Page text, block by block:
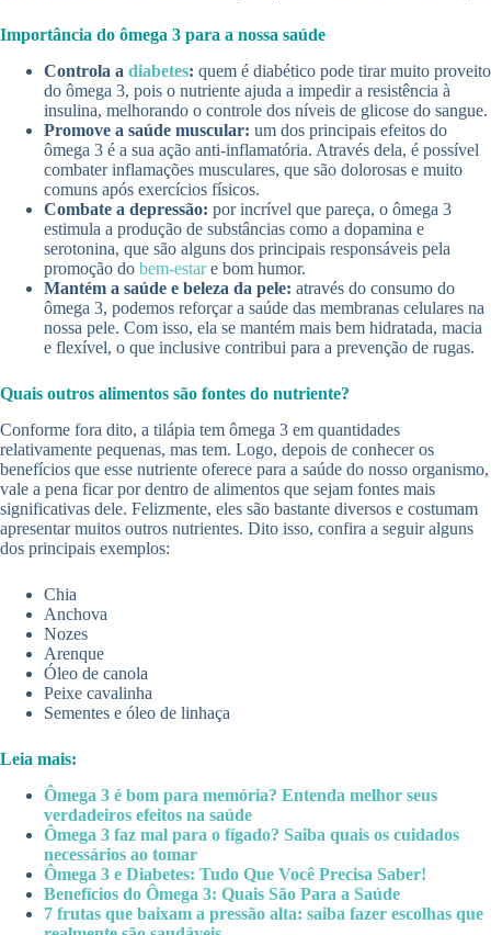
Importância do ômega 3 para a nossa saúde
Controla a diabetes: quem é diabético pode tirar muito proveito
do ômega 3, pois o nutriente ajuda a impedir a resistência à
insulina, melhorando o controle dos níveis de glicose do sangue.
Promove a saúde muscular: um dos principais efeitos do
ômega 3 é a sua ação anti-inflamatória. Através dela, é possível
combater inflamações musculares, que são dolorosas e muito
comuns após exercícios físicos.
Combate a depressão: por incrível que pareça, o ômega 3
estimula a produção de substâncias como a dopamina e
serotonina, que são alguns dos principais responsáveis pela
promoção do bem-estare bom humor.
Mantém a saúde e beleza da pele: através do consumo do
ômega 3, podemos reforçar a saúde das membranas celulares na
nossa pele. Com isso, ela se mantém mais bem hidratada, macia
e flexível, o que inclusive contribui para a prevenção de rugas.
Quais outros alimentos são fontes do nutriente?
Conforme fora dito, a tilápia tem ômega 3 em quantidades
relativamente pequenas, mas tem. Logo, depois de conhecer os
benefícios que esse nutriente oferece para a saúde do nosso organismo,
vale a pena ficar por dentro de alimentos que sejam fontes mais
significativas dele. Felizmente, eles são bastante diversos e costumam
apresentar muitos outros nutrientes. Dito isso, confira a seguir alguns
dos principais exemplos:
Chia
Anchova
Nozes
Arenque
Óleo de canola
Peixe cavalinha
Sementes e óleo de linhaça
Leia mais:
Ômega 3 é bom para memória? Entenda melhor seus
verdadeiros efeitos na saúde
Ômega 3 faz mal para o fígado? Saiba quais os cuidados
necessários ao tomar
Ômega 3 e Diabetes: Tudo Que Você Precisa Saber!
Benefícios do Ômega 3: Quais São Para a Saúde
7 frutas que baixam a pressão alta: saiba fazer escolhas que